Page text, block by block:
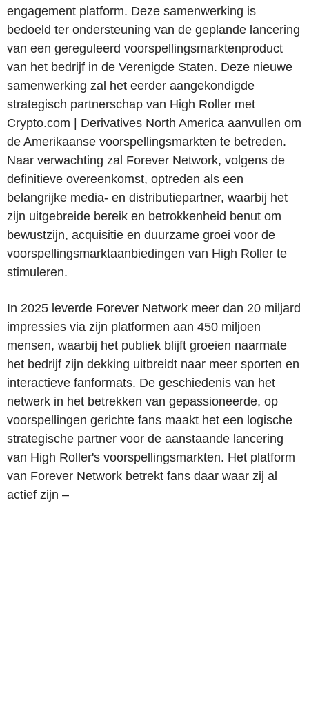
engagement platform. Deze samenwerking is
bedoeld ter ondersteuning van de geplande lancering
van een gereguleerd voorspellingsmarktenproduct
van het bedrijf in de Verenigde Staten. Deze nieuwe
samenwerking zal het eerder aangekondigde
strategisch partnerschap van High Roller met
Crypto.com | Derivatives North America aanvullen om
de Amerikaanse voorspellingsmarkten te betreden.
Naar verwachting zal Forever Network, volgens de
definitieve overeenkomst, optreden als een
belangrijke media- en distributiepartner, waarbij het
zijn uitgebreide bereik en betrokkenheid benut om
bewustzijn, acquisitie en duurzame groei voor de
voorspellingsmarktaanbiedingen van High Roller te
stimuleren.
In 2025 leverde Forever Network meer dan 20 miljard
impressies via zijn platformen aan 450 miljoen
mensen, waarbij het publiek blijft groeien naarmate
het bedrijf zijn dekking uitbreidt naar meer sporten en
interactieve fanformats. De geschiedenis van het
netwerk in het betrekken van gepassioneerde, op
voorspellingen gerichte fans maakt het een logische
strategische partner voor de aanstaande lancering
van High Roller's voorspellingsmarkten. Het platform
van Forever Network betrekt fans daar waar zij al
actief zijn –